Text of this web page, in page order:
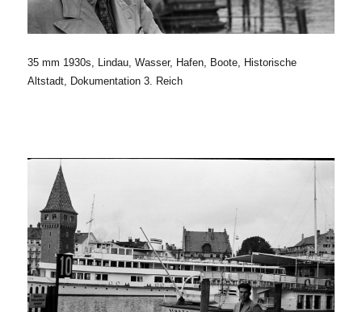
35 mm 1930s, Lindau, Wasser, Hafen, Boote, Historische
Altstadt, Dokumentation 3. Reich